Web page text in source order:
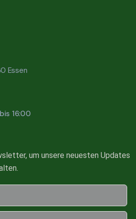
Essen
16:00
um unsere neuesten Updates